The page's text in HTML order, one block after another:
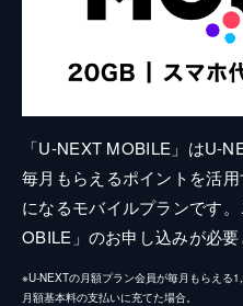
「U-NEXT MOBILE」はU-
毎月もらえるポイントを活
になるモバイルプランです
OBILE」のお申し込みが必要
※U-NEXTの月額プラン会員が毎月もらえる
月額基本料の支払いに充てた場合。